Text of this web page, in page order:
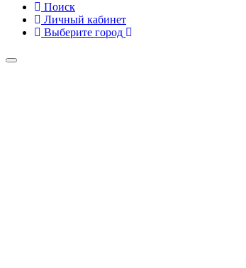
Поиск
Личный кабинет
Выберите город
Toggle